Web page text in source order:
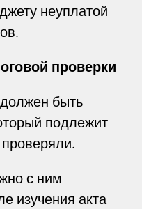
неуплатой
проверки
быть
подлежит
с ним
изучения акта